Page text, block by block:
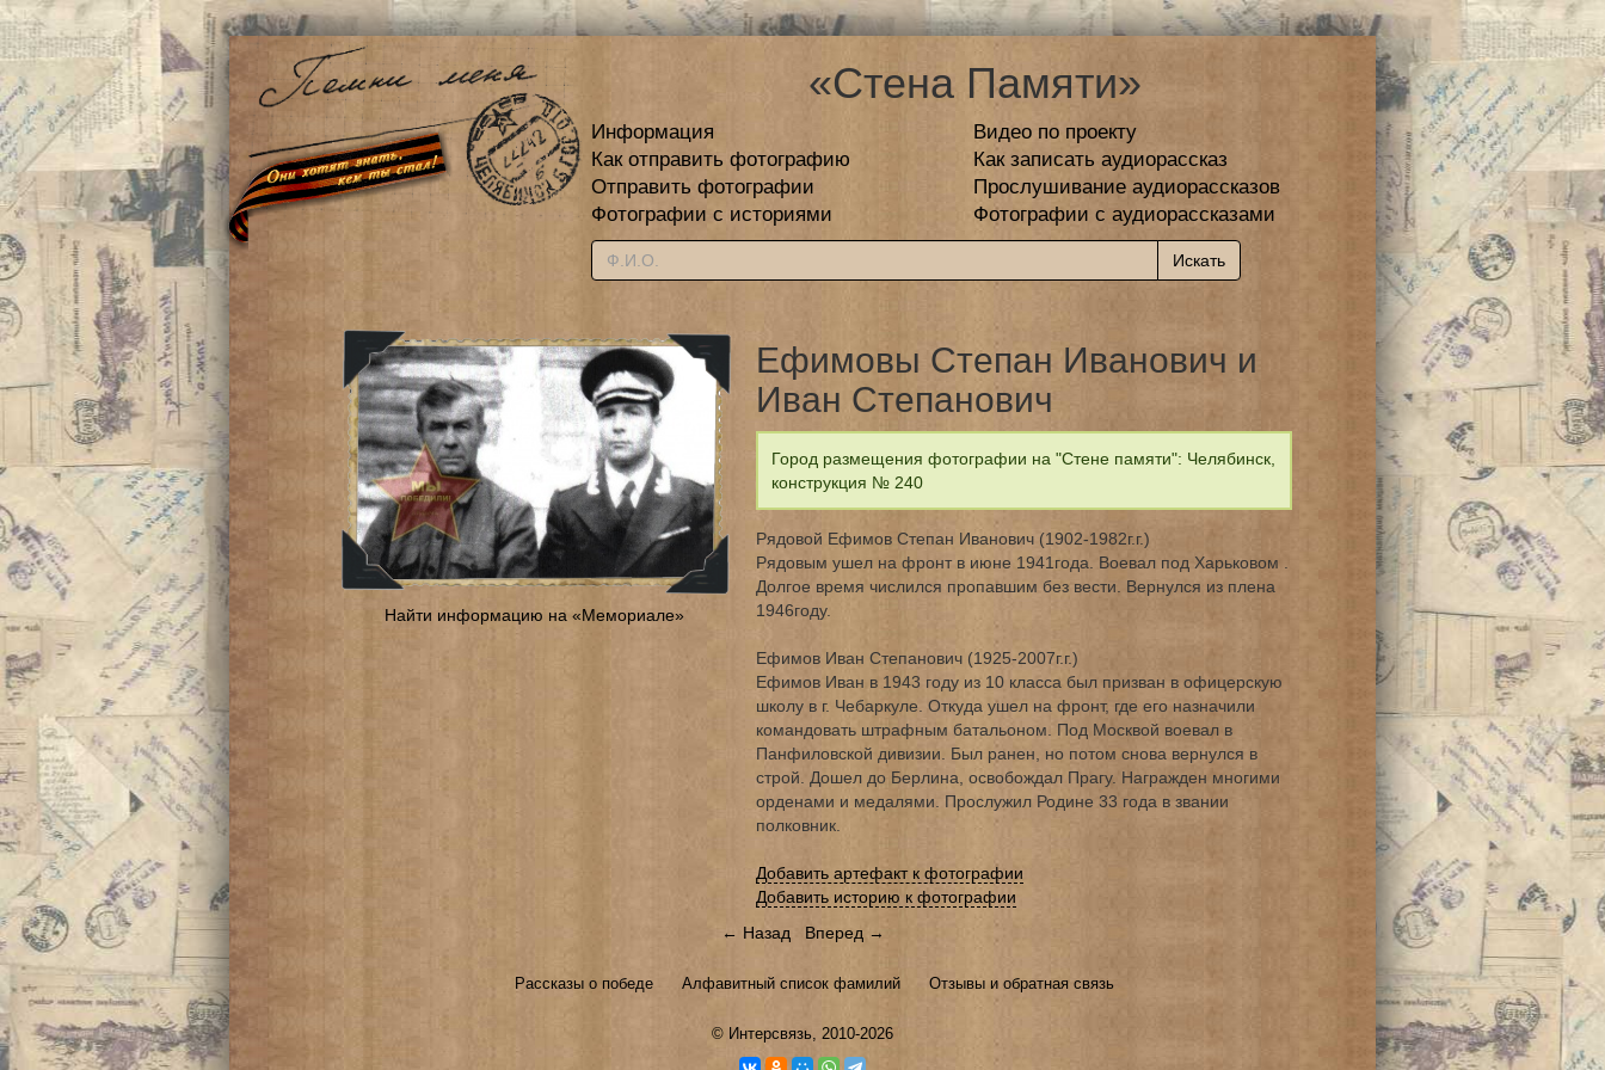
«Стена Памяти»
Информация
Видео по проекту
Как отправить фотографию
Как записать аудиорассказ
Отправить фотографии
Прослушивание аудиорассказов
Фотографии с историями
Фотографии с аудиорассказами
Найти информацию на «Мемориале»
Ефимовы Степан Иванович и
Иван Степанович
Город размещения фотографии на "Стене памяти": Челябинск,
конструкция № 240
Рядовой Ефимов Степан Иванович (1902-1982г.г.)
Рядовым ушел на фронт в июне 1941года. Воевал под Харьковом .
Долгое время числился пропавшим без вести. Вернулся из плена
1946году.
Ефимов Иван Степанович (1925-2007г.г.)
Ефимов Иван в 1943 году из 10 класса был призван в офицерскую
школу в г. Чебаркуле. Откуда ушел на фронт, где его назначили
командовать штрафным батальоном. Под Москвой воевал в
Панфиловской дивизии. Был ранен, но потом снова вернулся в
строй. Дошел до Берлина, освобождал Прагу. Награжден многими
орденами и медалями. Прослужил Родине 33 года в звании
полковник.
Добавить артефакт к фотографии
Добавить историю к фотографии
← Назад
Вперед →
Рассказы о победе Алфавитный список фамилий Отзывы и обратная связь
© Интерсвязь, 2010-2026